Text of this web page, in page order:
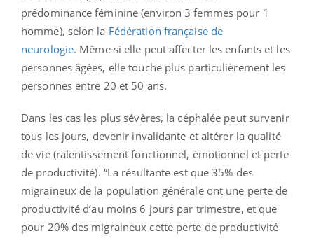
prédominance féminine (environ 3 femmes pour 1
homme), selon la Fédération française de
neurologie. Même si elle peut affecter les enfants et les
personnes âgées, elle touche plus particulièrement les
personnes entre 20 et 50 ans.
Dans les cas les plus sévères, la céphalée peut survenir
tous les jours, devenir invalidante et altérer la qualité
de vie (ralentissement fonctionnel, émotionnel et perte
de productivité). “La résultante est que 35% des
migraineux de la population générale ont une perte de
productivité d’au moins 6 jours par trimestre, et que
pour 20% des migraineux cette perte de productivité